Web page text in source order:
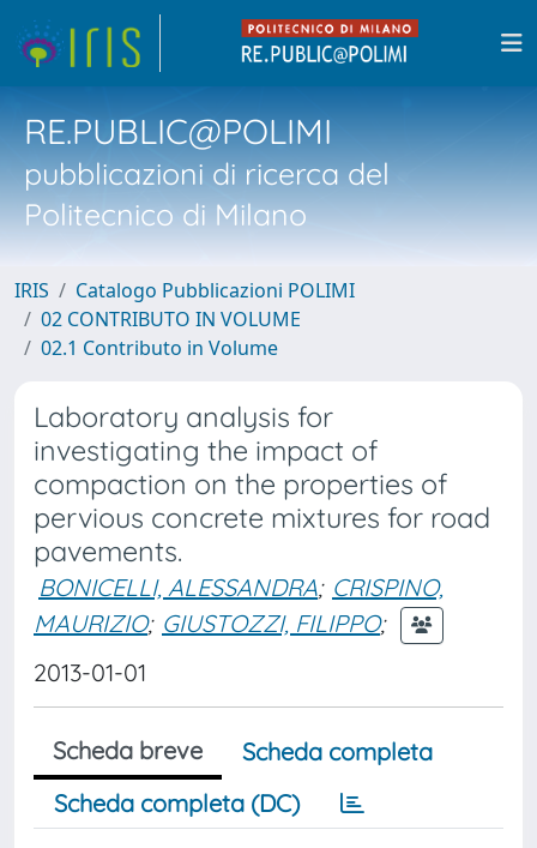
RE.PUBLIC@POLIMI
pubblicazioni di ricerca del
Politecnico di Milano
IRIS
Catalogo Pubblicazioni POLIMI
02 CONTRIBUTO IN VOLUME
02.1 Contributo in Volume
Laboratory analysis for
investigating the impact of
compaction on the properties of
pervious concrete mixtures for road
pavements.
BONICELLI, ALESSANDRA; CRISPINO,
MAURIZIO; GIUSTOZZI, FILIPPO;
2013-01-01
Scheda breve
Scheda completa
Scheda completa (DC)